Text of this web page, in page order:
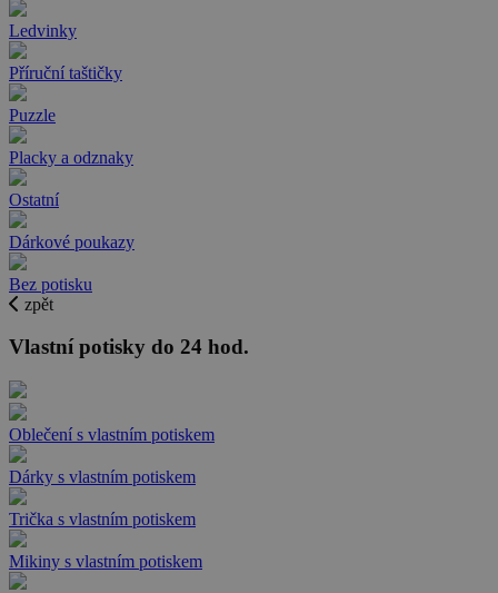
Ledvinky
Příruční taštičky
Puzzle
Placky a odznaky
Ostatní
Dárkové poukazy
Bez potisku
zpět
Vlastní potisky do 24 hod.
Oblečení s vlastním potiskem
Dárky s vlastním potiskem
Trička s vlastním potiskem
Mikiny s vlastním potiskem